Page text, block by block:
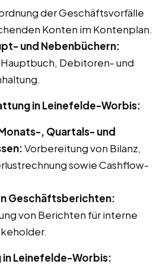
der Geschäftsvorfälle
Konten im Kontenplan.
und Nebenbüchern:
Debitoren- und
in Leinefelde-Worbis:
, Quartals- und
Vorbereitung von Bilanz,
sowie Cashflow-
Geschäftsberichten:
von Berichten für interne
in Leinefelde-Worbis: